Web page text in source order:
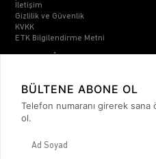
İletişim
Gizlilik ve Güvenlik
KVKK
ETK Bilgilendirme Metni
Müşteri Destek
Kargo & Teslimat
Sipariş İşlemleri
Whatsapp Müşteri Destek
Mesafeli Satış Sözleşmesi
BÜLTENE ABONE OL
Telefon numaranı girerek
ol.